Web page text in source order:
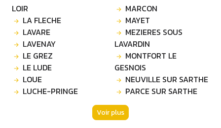
LOIR
LA FLECHE
LAVARE
LAVENAY
LE GREZ
LE LUDE
LOUE
LUCHE-PRINGE
MARCON
MAYET
MEZIERES SOUS
LAVARDIN
MONTFORT LE
GESNOIS
NEUVILLE SUR SARTHE
PARCE SUR SARTHE
Voir plus